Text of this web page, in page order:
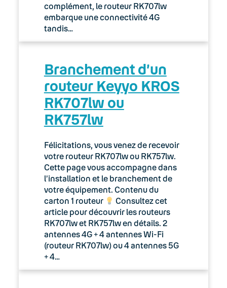
Keyyo Visio
complément, le routeur RK707lw
embarque une connectivité 4G
tandis…
Branchement d’un
routeur Keyyo KROS
RK707lw ou
RK757lw
Félicitations, vous venez de recevoir
votre routeur RK707lw ou RK757lw.
Cette page vous accompagne dans
l’installation et le branchement de
votre équipement. Contenu du
carton 1 routeur
Consultez cet
article pour découvrir les routeurs
RK707lw et RK757lw en détails. 2
antennes 4G + 4 antennes Wi-Fi
(routeur RK707lw) ou 4 antennes 5G
+ 4…